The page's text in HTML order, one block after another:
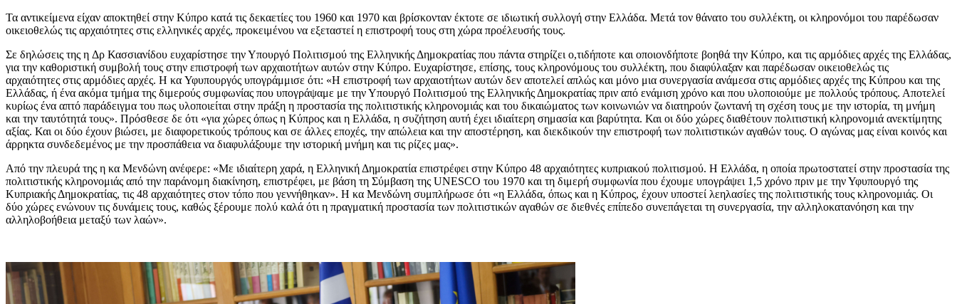
Τα αντικείμενα είχαν αποκτηθεί στην Κύπρο κατά τις δεκαετίες του 1960 και 1970 και βρίσκονταν έκτοτε σε ιδιωτική συλλογή στην Ελλάδα. Μετά τον θάνατο του συλλέκτη, οι κληρονόμοι του παρέδωσαν
οικειοθελώς τις αρχαιότητες στις ελληνικές αρχές, προκειμένου να εξεταστεί η επιστροφή τους στη χώρα προέλευσής τους.
Σε δηλώσεις της η Δρ Κασσιανίδου ευχαρίστησε την Υπουργό Πολιτισμού της Ελληνικής Δημοκρατίας που πάντα στηρίζει ο,τιδήποτε και οποιονδήποτε βοηθά την Κύπρο, και τις αρμόδιες αρχές της Ελλάδας,
για την καθοριστική συμβολή τους στην επιστροφή των αρχαιοτήτων αυτών στην Κύπρο. Ευχαρίστησε, επίσης, τους κληρονόμους του συλλέκτη, που διαφύλαξαν και παρέδωσαν οικειοθελώς τις
αρχαιότητες στις αρμόδιες αρχές. Η κα Υφυπουργός υπογράμμισε ότι: «Η επιστροφή των αρχαιοτήτων αυτών δεν αποτελεί απλώς και μόνο μια συνεργασία ανάμεσα στις αρμόδιες αρχές της Κύπρου και της
Ελλάδας, ή ένα ακόμα τμήμα της διμερούς συμφωνίας που υπογράψαμε με την Υπουργό Πολιτισμού της Ελληνικής Δημοκρατίας πριν από ενάμιση χρόνο και που υλοποιούμε με πολλούς τρόπους. Αποτελεί
κυρίως ένα απτό παράδειγμα του πως υλοποιείται στην πράξη η προστασία της πολιτιστικής κληρονομιάς και του δικαιώματος των κοινωνιών να διατηρούν ζωντανή τη σχέση τους με την ιστορία, τη μνήμη
και την ταυτότητά τους». Πρόσθεσε δε ότι «για χώρες όπως η Κύπρος και η Ελλάδα, η συζήτηση αυτή έχει ιδιαίτερη σημασία και βαρύτητα. Και οι δύο χώρες διαθέτουν πολιτιστική κληρονομιά ανεκτίμητης
αξίας. Και οι δύο έχουν βιώσει, με διαφορετικούς τρόπους και σε άλλες εποχές, την απώλεια και την αποστέρηση, και διεκδικούν την επιστροφή των πολιτιστικών αγαθών τους. Ο αγώνας μας είναι κοινός και
άρρηκτα συνδεδεμένος με την προσπάθεια να διαφυλάξουμε την ιστορική μνήμη και τις ρίζες μας».
Από την πλευρά της η κα Μενδώνη ανέφερε: «Με ιδιαίτερη χαρά, η Ελληνική Δημοκρατία επιστρέφει στην Κύπρο 48 αρχαιότητες κυπριακού πολιτισμού. Η Ελλάδα, η οποία πρωτοστατεί στην προστασία της
πολιτιστικής κληρονομιάς από την παράνομη διακίνηση, επιστρέφει, με βάση τη Σύμβαση της UNESCO του 1970 και τη διμερή συμφωνία που έχουμε υπογράψει 1,5 χρόνο πριν με την Υφυπουργό της
Κυπριακής Δημοκρατίας, τις 48 αρχαιότητες στον τόπο που γεννήθηκαν». Η κα Μενδώνη συμπλήρωσε ότι «η Ελλάδα, όπως και η Κύπρος, έχουν υποστεί λεηλασίες της πολιτιστικής τους κληρονομιάς. Οι
δύο χώρες ενώνουν τις δυνάμεις τους, καθώς ξέρουμε πολύ καλά ότι η πραγματική προστασία των πολιτιστικών αγαθών σε διεθνές επίπεδο συνεπάγεται τη συνεργασία, την αλληλοκατανόηση και την
αλληλοβοήθεια μεταξύ των λαών».